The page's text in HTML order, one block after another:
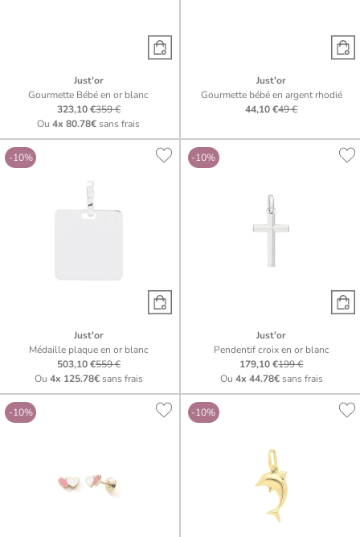
Just'or
Gourmette Bébé en or blanc
323,10 €359 €
Ou4x 80.78€sans frais
Just'or
Gourmette bébé en argent rhodié
44,10 €49 €
-10%
Just'or
Médaille plaque en or blanc
503,10 €559 €
Ou 4x 125.78€sans frais
-10%
Just'or
Pendentif croix en or blanc
179,10 €199 €
Ou 4x 44.78€sans frais
-10% -10%